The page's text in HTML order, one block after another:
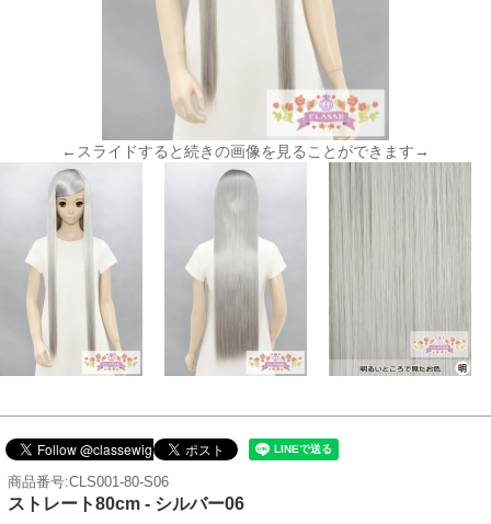
←スライドすると続きの画像を見ることができます→
商品番号:CLS001-80-S06
ストレート80cm - シルバー06